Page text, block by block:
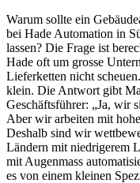
Warum sollte ein
bei Hade Automation in
lassen? Die Frage ist
Hade oft um grosse
Lieferketten nicht
klein. Die Antwort gibt
Geschäftsführer: „Ja, wir
Aber wir arbeiten mit
Deshalb sind wir
Ländern mit niedrigerem
mit Augenmass
es von einem kleinen